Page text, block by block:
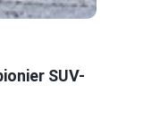
SUV-